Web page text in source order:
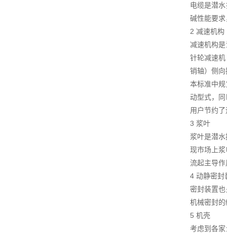
电缆是潜
碱性能要
2 减速机构
减速机构
针轮减速
销轴）侧
本标准中
动型式，
用户节约
3 浆叶
浆叶是潜
现市场上
流起主导
4 动静密封
密封装置
机械密封
5 机壳
考虑到各